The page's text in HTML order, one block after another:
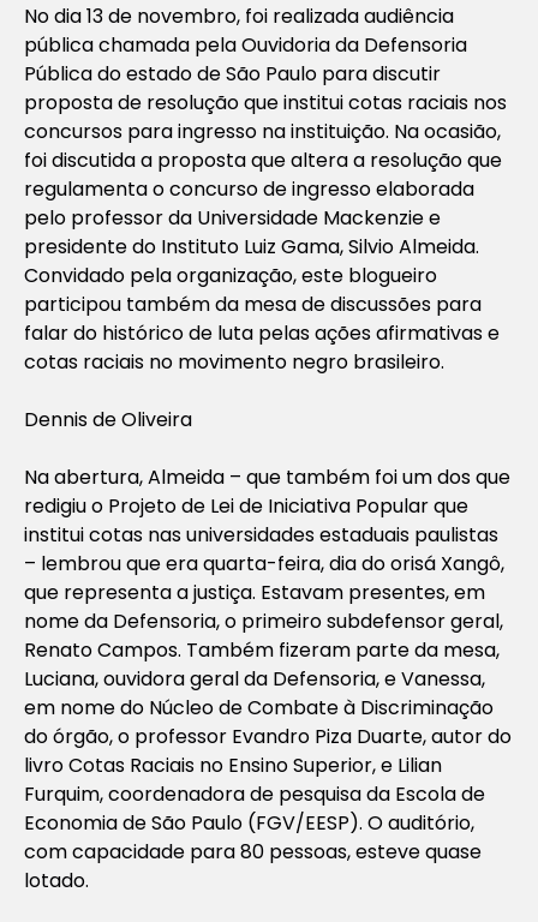
No dia 13 de novembro, foi realizada audiência
pública chamada pela Ouvidoria da Defensoria
Pública do estado de São Paulo para discutir
proposta de resolução que institui cotas raciais nos
concursos para ingresso na instituição. Na ocasião,
foi discutida a proposta que altera a resolução que
regulamenta o concurso de ingresso elaborada
pelo professor da Universidade Mackenzie e
presidente do Instituto Luiz Gama, Silvio Almeida.
Convidado pela organização, este blogueiro
participou também da mesa de discussões para
falar do histórico de luta pelas ações afirmativas e
cotas raciais no movimento negro brasileiro.
Dennis de Oliveira
Na abertura, Almeida – que também foi um dos que
redigiu o Projeto de Lei de Iniciativa Popular que
institui cotas nas universidades estaduais paulistas
– lembrou que era quarta-feira, dia do orisá Xangô,
que representa a justiça. Estavam presentes, em
nome da Defensoria, o primeiro subdefensor geral,
Renato Campos. Também fizeram parte da mesa,
Luciana, ouvidora geral da Defensoria, e Vanessa,
em nome do Núcleo de Combate à Discriminação
do órgão, o professor Evandro Piza Duarte, autor do
livro Cotas Raciais no Ensino Superior, e Lilian
Furquim, coordenadora de pesquisa da Escola de
Economia de São Paulo (FGV/EESP). O auditório,
com capacidade para 80 pessoas, esteve quase
lotado.